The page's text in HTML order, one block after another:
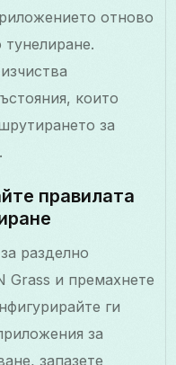
отново
които
за
правилата
разделно
Grass и премахнете
ги
за
запазете